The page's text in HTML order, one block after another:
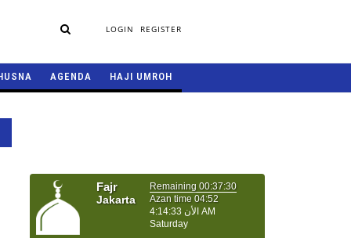
LOGIN REGISTER
AGENDA HAJI UMROH